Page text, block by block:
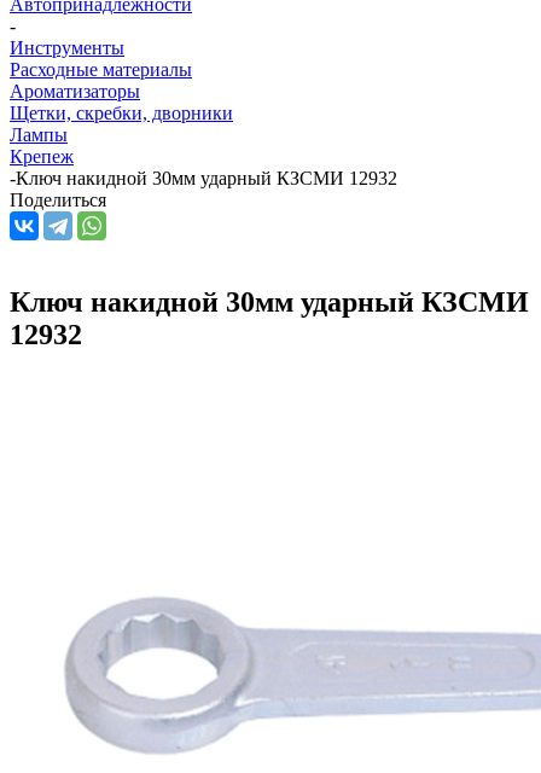
-
Инструменты
Расходные материалы
Ароматизаторы
Щетки, скребки, дворники
Лампы
Крепеж
-Ключ накидной 30мм ударный КЗСМИ 12932
Поделиться
Ключ накидной 30мм ударный КЗСМИ
12932